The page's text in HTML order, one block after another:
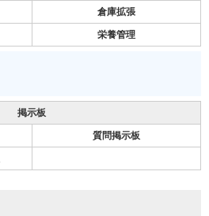
倉庫拡張
栄養管理
掲示板
質問掲示板